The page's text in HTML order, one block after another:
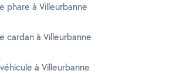
phare à Villeurbanne
cardan à Villeurbanne
à Villeurbanne